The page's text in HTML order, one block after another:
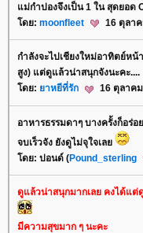
ม่กำปองจึงเป็น 1 ใน สุดยอด
ดย: moonfleet 16 ตุลา
กำลังจะไปเชียงใหม่อาทิตย์ห
สูง) แต่ดูแล้วน่าสนุกจังนะคะ....
ดย: าหยีที่รัก 16 ตุลาค
อาหารธรรมดาๆ บางครั้งก็อร่
จบเร็วจัง ยังดูไม่จุใจเล
ดย: ปอนด์ (Pound_sterling
ดูแล้วน่าสนุกมากเลย คงได้แต่
มีความสุขมาก ๆ นะคะ